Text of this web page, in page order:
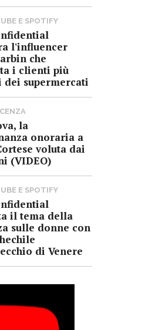
E SPOTIFY
l'influencer
che
i clienti più
dei supermercati
la
onoraria a
voluta dai
(VIDEO)
E SPOTIFY
il tema della
sulle donne con
di Venere